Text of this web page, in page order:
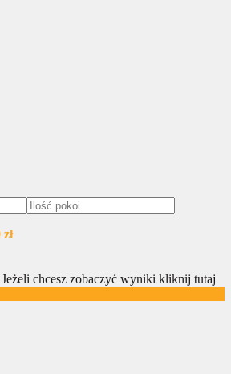
Jeżeli chcesz zobaczyć wyniki kliknij tutaj